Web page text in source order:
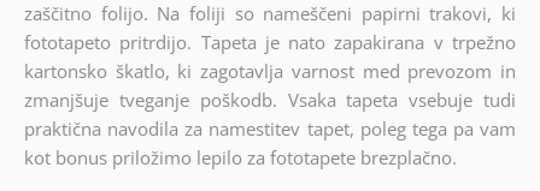
zaščitno folijo. Na foliji so nameščeni papirni trakovi, ki
fototapeto pritrdijo. Tapeta je nato zapakirana v trpežno
kartonsko škatlo, ki zagotavlja varnost med prevozom in
zmanjšuje tveganje poškodb. Vsaka tapeta vsebuje tudi
praktična navodila za namestitev tapet, poleg tega pa vam
kot bonus priložimo lepilo za fototapete brezplačno.